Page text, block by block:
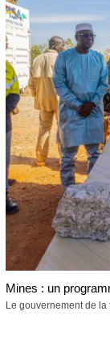
Mines : un
Le gouvernement de